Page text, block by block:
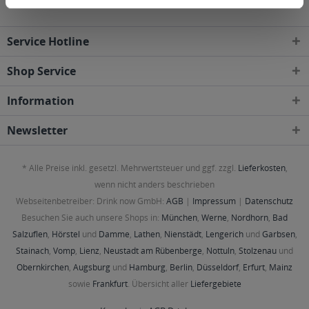
Service Hotline
Shop Service
Information
Newsletter
* Alle Preise inkl. gesetzl. Mehrwertsteuer und ggf. zzgl. Lieferkosten,
wenn nicht anders beschrieben
Webseitenbetreiber: Drink now GmbH: AGB | Impressum | Datenschutz
Besuchen Sie auch unsere Shops in: München, Werne, Nordhorn, Bad
Salzuflen, Hörstel und Damme, Lathen, Nienstädt, Lengerichund Garbsen,
Stainach, Vomp, Lienz, Neustadt am Rübenberge, Nottuln, Stolzenau und
Obernkirchen, Augsburg und Hamburg, Berlin, Düsseldorf, Erfurt, Mainz
sowie Frankfurt. Übersicht aller Liefergebiete